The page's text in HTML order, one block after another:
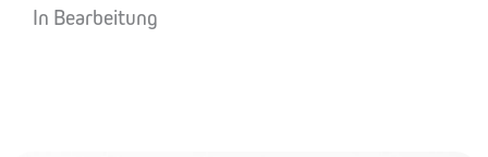
In Bearbeitung